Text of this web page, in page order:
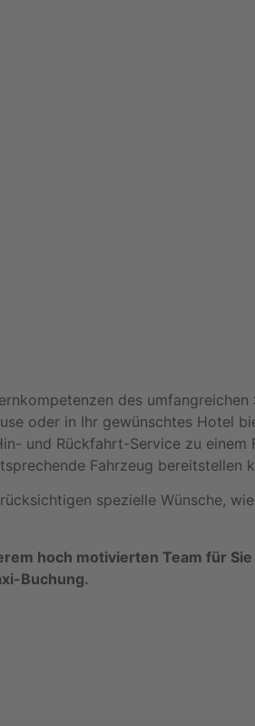
des
oder in Ihr gewünschtes Hotel
und Rückfahrt-Service zu einem
Fahrzeug bereitstellen
spezielle Wünsche,
hoch motivierten Team für
Buchung.